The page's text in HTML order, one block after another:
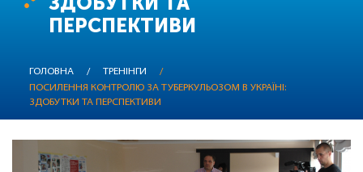
ПЕРСПЕКТИВИ
ГОЛОВНА / ТРЕНІНГИ
/
ПОСИЛЕННЯ КОНТРОЛЮ ЗА ТУБЕРКУЛЬОЗОМ В УКРАЇНІ:
ЗДОБУТКИ ТА ПЕРСПЕКТИВИ